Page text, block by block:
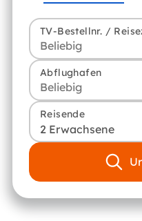
TV-Bestellnr. /
Abflughafen
Reisende
2 Erwachsene